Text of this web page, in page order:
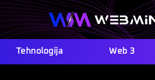
Tehnologija Web 3